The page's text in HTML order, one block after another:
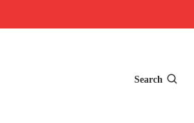
Search